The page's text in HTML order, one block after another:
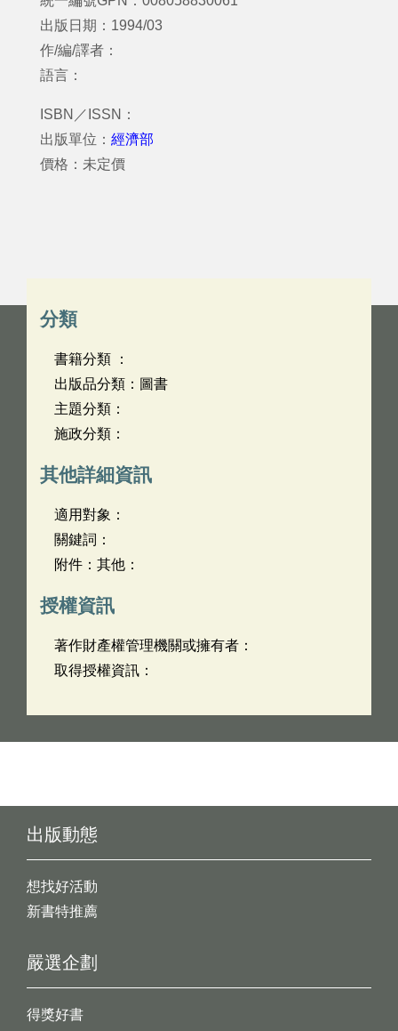
出版日期：1994/03
作/編/譯者：
語言：
ISBN／ISSN：
出版單位： 經濟部
價格：未定價
分類
書籍分類 ：
出版品分類：圖書
主題分類：
施政分類：
其他詳細資訊
適用對象：
關鍵詞：
附件：其他：
授權資訊
著作財產權管理機關或擁有者：
取得授權資訊：
出版動態
想找好活動
新書特推薦
嚴選企劃
得獎好書